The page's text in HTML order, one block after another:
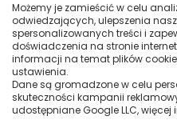
Możemy je zamieścić w celu
odwiedzających, ulepszenia
spersonalizowanych treści i
doświadczenia na stronie
informacji na temat plików
ustawienia.
Dane są gromadzone w celu
skuteczności kampanii
udostępniane Google LLC,
Designed exclusively for the HYPE
Booster takes its performance to
circulation system speeds up
consumption by up to 60% —
but significantly more efficient at
Installation is quick and
designed to work together
connected.